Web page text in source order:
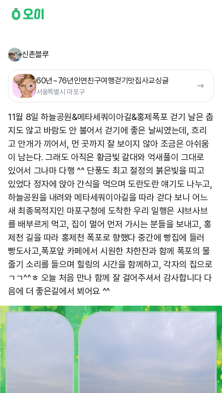
신촌블루
60년~76년인연친구여행걷기맛집사교싱글
서울특별시 마포구
11월 8일 하늘공원&메타세쿼이아길&홍제폭포 걷기 날은 춥
지도 않고 바람도 안 불어서 걷기에 좋은 날씨였는데, 흐리
고 안개가 끼어서, 먼 곳까지 잘 보이지 않아 조금은 아쉬움
이 남는다. 그래도 아직은 황금빛 갈대와 억새풀이 그대로
있어서 그나마 다행 ^^ 단풍도 최고 절정의 붉은빛을 띠고
있었다 정자에 앉아 간식을 먹으며 도란도란 얘기도 나누고,
하늘공원을 내려와 메타세쿼이아길을 따라 걷다 보니 어느
새 최종목적지인 마포구청에 도착한 우리 일행은 샤브사브
를 배부르게 먹고, 집이 멀어 먼저 가시는 분들을 보내고, 홍
제천 길을 따라 홍제천 폭포로 향했다 중간에 빵집에 들러
빵도사고,폭포앞 카페에서 시원한 차한잔과 함께 폭포의 물
줄기 소리를 들으며 힐링의 시간을 함께하고, 각자의 집으로
ㄱㄱ^^ㅎ 오늘 처음 만나 함께 잘 걸어주셔서 감사합니다 다
음에 더 좋은길에서 뵈어요 ^^